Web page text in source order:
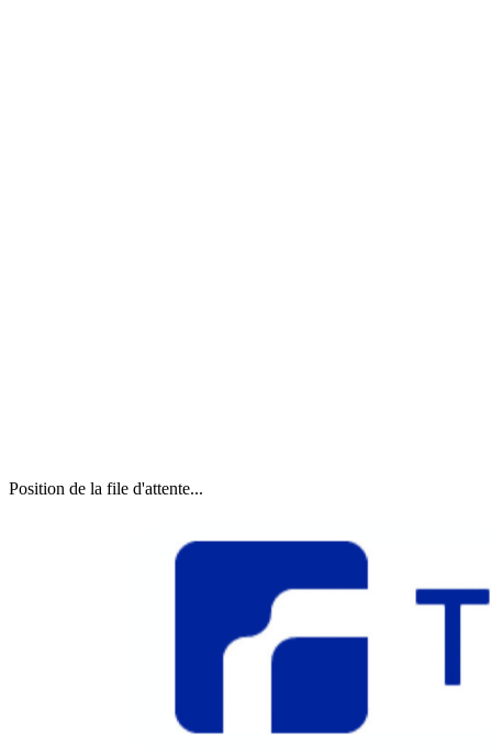
Position de la file d'attente...